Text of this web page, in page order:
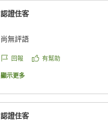
認證住客
尚無評語
回報 有幫助
顯示更多
認證住客